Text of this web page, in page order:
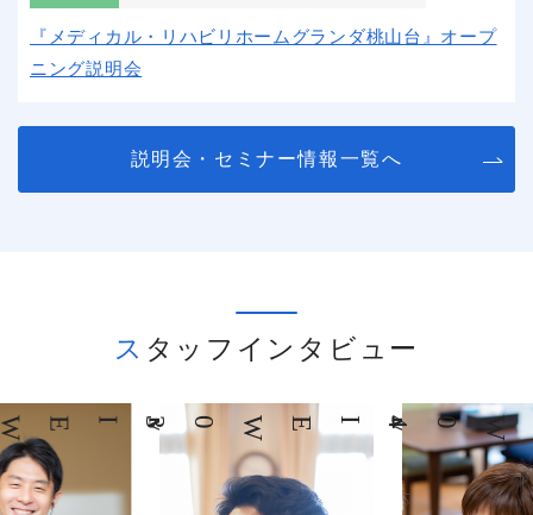
『メディカル・リハビリホームグランダ桃山台』オープ
ニング説明会
説明会・セミナー情報一覧へ
スタッフインタビュー
INTERVIEW INTERVIEW
03 04